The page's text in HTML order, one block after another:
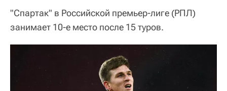
"Спартак" в Российской премьер-лиге (РПЛ)
занимает 10-е место после 15 туров.